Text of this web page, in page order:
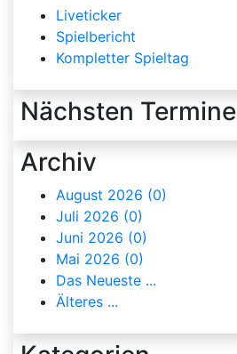
Liveticker
Spielbericht
Kompletter Spieltag
Nächsten Termine
Archiv
August 2026 (0)
Juli 2026 (0)
Juni 2026 (0)
Mai 2026 (0)
Das Neueste ...
Älteres ...